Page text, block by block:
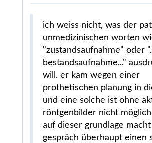
ich weiss nicht, was der
unmedizinischen worten
"zustandsaufnahme" oder
bestandsaufnahme..."
will. er kam wegen einer
prothetischen planung in
und eine solche ist ohne
röntgenbilder nicht
auf dieser grundlage macht
gespräch überhaupt einen